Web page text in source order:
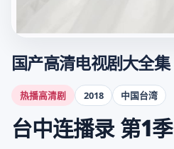
国产高清电视剧大全集
热播高清剧 2018 中国台湾
台中连播录 第1季